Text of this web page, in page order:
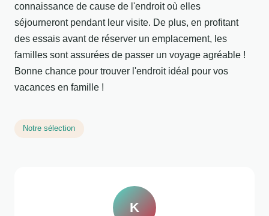
connaissance de cause de l'endroit où elles
séjourneront pendant leur visite. De plus, en profitant
des essais avant de réserver un emplacement, les
familles sont assurées de passer un voyage agréable !
Bonne chance pour trouver l'endroit idéal pour vos
vacances en famille !
Notre sélection
K